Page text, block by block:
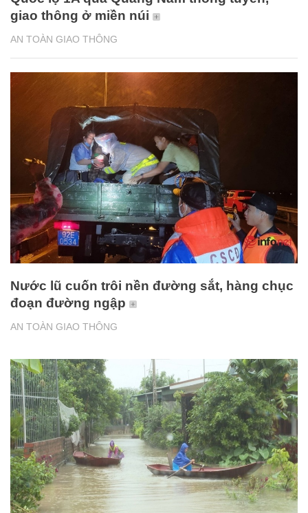
AN TOÀN GIAO THÔNG
giao thông ở miền núi
AN TOÀN GIAO THÔNG
Nước lũ cuốn trôi nền đường sắt, hàng chục
đoạn đường ngập